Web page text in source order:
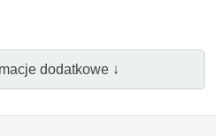
dodatkowe ↓